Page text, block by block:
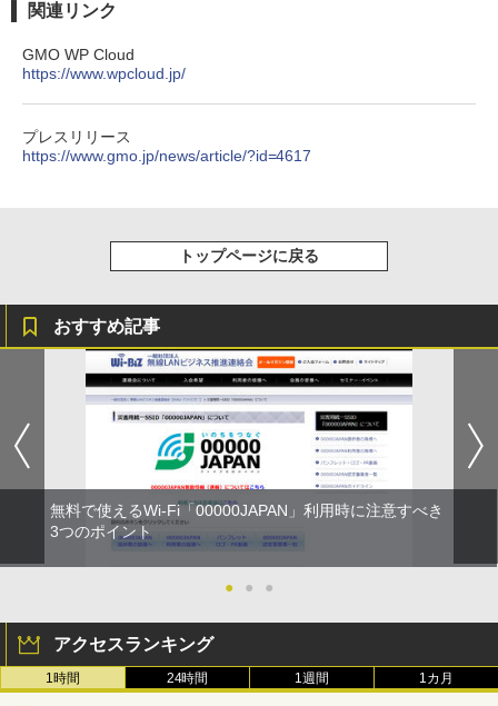
関連リンク
GMO WP Cloud
https://www.wpcloud.jp/
プレスリリース
https://www.gmo.jp/news/article/?id=4617
トップページに戻る
おすすめ記事
無料で使えるWi-Fi「00000JAPAN」利用時に注意すべき
3つのポイント
● ● ●
アクセスランキング
1時間 24時間 1週間 1カ月